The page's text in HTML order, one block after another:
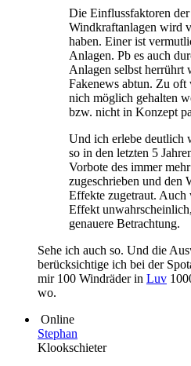
Die Einflussfaktoren
Windkraftanlagen wird
haben. Einer ist
Anlagen. Pb es auch
Anlagen selbst herrührt
Fakenews abtun. Zu
nich möglich gehalten
bzw. nicht in Konzept
Und ich erlebe deutlich
so in den letzten 5
Vorbote des immer
zugeschrieben und den
Effekte zugetraut. Auch
Effekt
genauere Betrachtung.
Sehe ich auch so. Und die
berücksichtige ich bei der
mir 100 Windräder in Luv
wo.
Online
Stephan
Klookschieter